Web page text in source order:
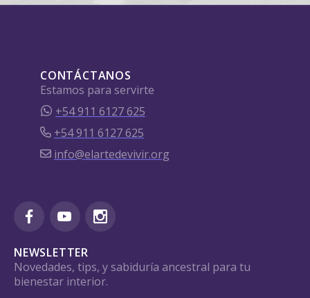
CONTÁCTANOS
Estamos para servirte
+54 911 6127 625
+54 911 6127 625
info@elartedevivir.org
NEWSLETTER
Novedades, tips, y sabiduría ancestral para tu
bienestar interior.